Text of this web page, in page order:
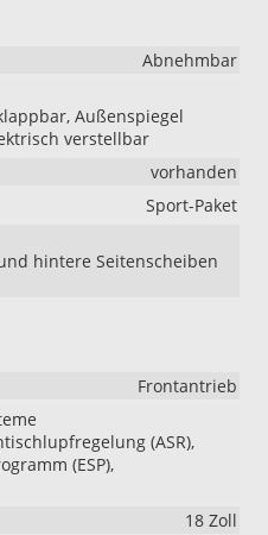
Abnehmbar
Außenspiegel
verstellbar
vorhanden
Sport-Paket
hintere Seitenscheiben
Frontantrieb
(ASR),
(ESP),
18 Zoll